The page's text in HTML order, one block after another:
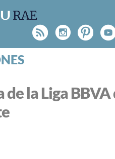
Rss
la Liga BBVA